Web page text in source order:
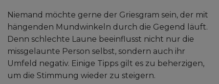
Niemand möchte gerne der Griesgram sein, der mit
hängenden Mundwinkeln durch die Gegend läuft.
Denn schlechte Laune beeinflusst nicht nur die
missgelaunte Person selbst, sondern auch ihr
Umfeld negativ. Einige Tipps gilt es zu beherzigen,
um die Stimmung wieder zu steigern.